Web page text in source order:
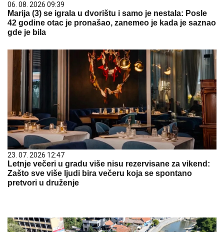
06. 08. 2026 09:39
Marija (3) se igrala u dvorištu i samo je nestala: Posle
42 godine otac je pronašao, zanemeo je kada je saznao
gde je bila
23. 07. 2026 12:47
Letnje večeri u gradu više nisu rezervisane za vikend:
Zašto sve više ljudi bira večeru koja se spontano
pretvori u druženje